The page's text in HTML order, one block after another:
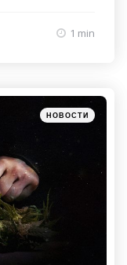
1 min
Категории
Posted
in
НОВОСТИ